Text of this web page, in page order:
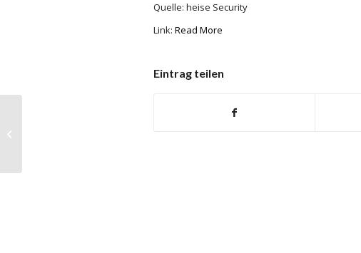
Quelle: heise Security
Link: Read More
Eintrag teilen